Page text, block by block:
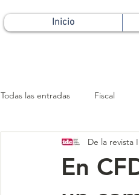
Inicio
Todas las entradas Fiscal
Patrimonial
En
De la revista